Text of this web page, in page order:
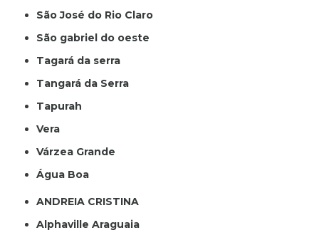
São José do Rio Claro
São gabriel do oeste
Tagará da serra
Tangará da Serra
Tapurah
Vera
Várzea Grande
Água Boa
ANDREIA CRISTINA
Alphaville Araguaia